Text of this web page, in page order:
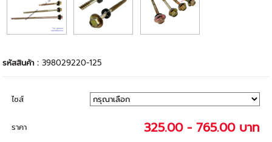
รหัสสินค้า :398029220-125
ไซส์
ราคา 325.00 - 765.00 บาท